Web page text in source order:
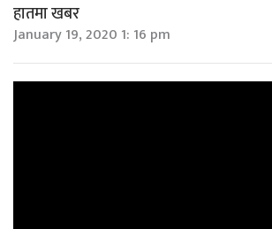
हातमा खबर
January 19, 2020 1: 16 pm